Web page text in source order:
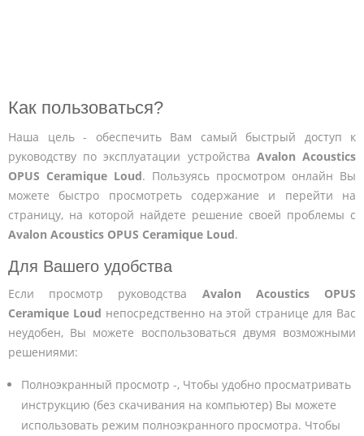
Как пользоваться?
Наша цель - обеспечить Вам самый быстрый доступ к
руководству по эксплуатации устройства Avalon Acoustics
OPUS Ceramique Loud. Пользуясь просмотром онлайн Вы
можете быстро просмотреть содержание и перейти на
страницу, на которой найдете решение своей проблемы с
Avalon Acoustics OPUS Ceramique Loud.
Для Вашего удобства
Если просмотр руководства Avalon Acoustics OPUS
Ceramique Loud непосредственно на этой странице для Вас
неудобен, Вы можете воспользоваться двумя возможными
решениями:
Полноэкранный просмотр -, Чтобы удобно просматривать
инструкцию (без скачивания на компьютер) Вы можете
использовать режим полноэкранного просмотра. Чтобы